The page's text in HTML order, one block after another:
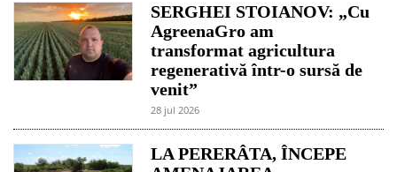
SERGHEI STOIANOV: „Cu
AgreenaGro am
transformat agricultura
regenerativă într-o sursă de
venit”
28 jul 2026
LA PERERÂTA, ÎNCEPE